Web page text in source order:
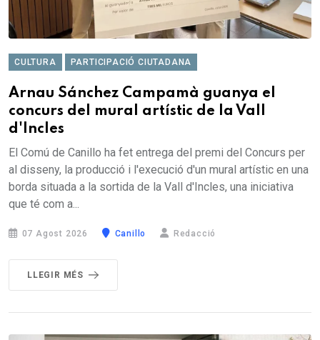
CULTURA PARTICIPACIÓ CIUTADANA
Arnau Sánchez Campamà guanya el
concurs del mural artístic de la Vall
d'Incles
El Comú de Canillo ha fet entrega del premi del Concurs per
al disseny, la producció i l'execució d'un mural artístic en una
borda situada a la sortida de la Vall d'Incles, una iniciativa
que té com a...
07 Agost 2026 Canillo Redacció
LLEGIR MÉS